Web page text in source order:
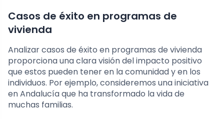
Casos de éxito en programas de
vivienda
Analizar casos de éxito en programas de vivienda
proporciona una clara visión del impacto positivo
que estos pueden tener en la comunidad y en los
individuos. Por ejemplo, consideremos una iniciativa
en Andalucía que ha transformado la vida de
muchas familias.